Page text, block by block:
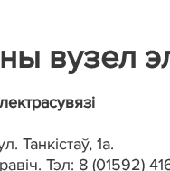
вузел
Танкістаў, 1а.
Тэл: 8 (01592)